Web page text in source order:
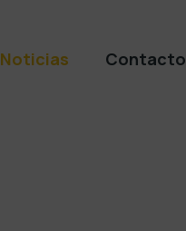
Noticias Contacto